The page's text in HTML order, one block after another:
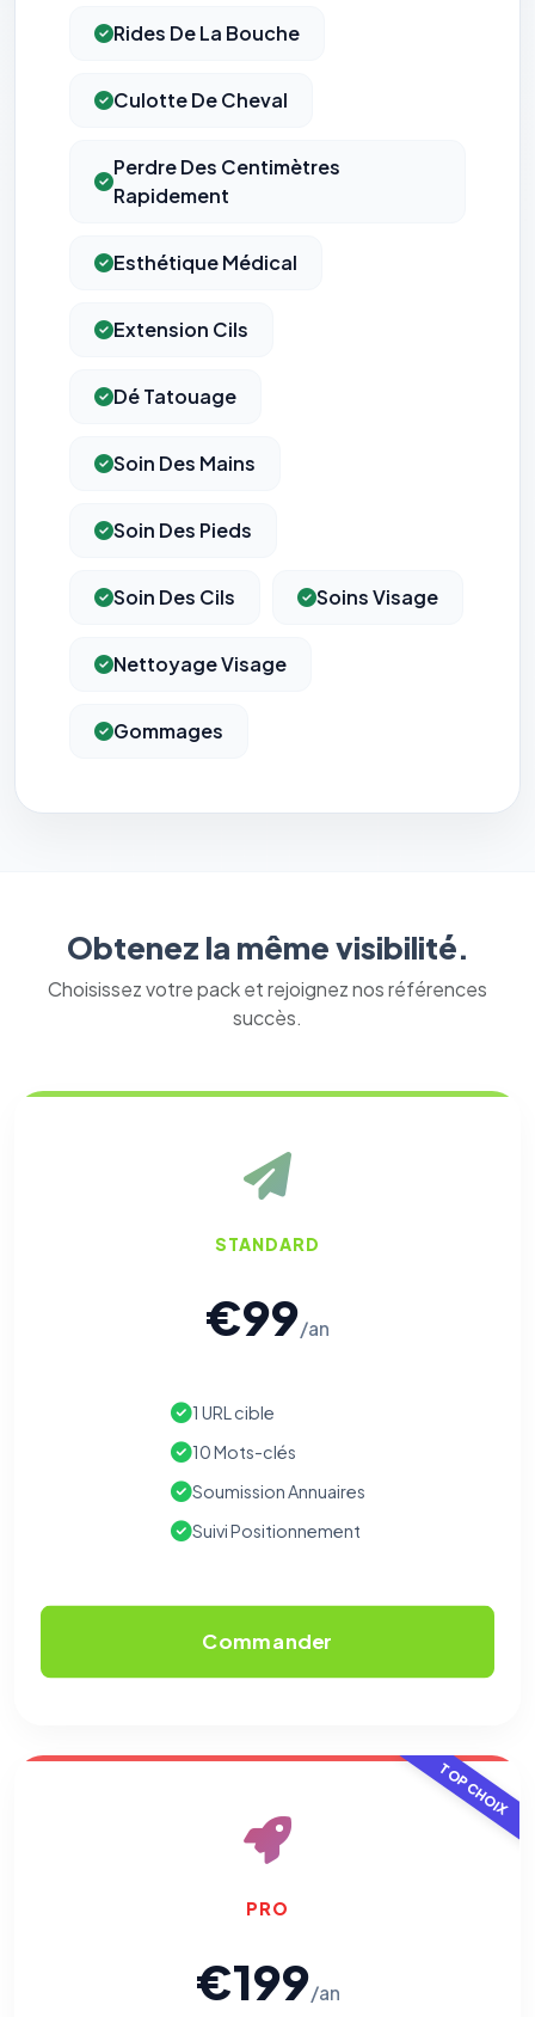
Rides De La Bouche
Culotte De Cheval
Perdre Des Centimètres
Rapidement
Esthétique Médical
Extension Cils
Dé Tatouage
Soin Des Mains
Soin Des Pieds
Soin Des Cils Soins Visage
Nettoyage Visage
Gommages
Obtenez la même visibilité.
Choisissez votre pack et rejoignez nos références
succès.
STANDARD
€99/an
1 URL cible
10 Mots-clés
Soumission Annuaires
Suivi Positionnement
Commander
TOP CHOIX
PRO
€199/an
mémorisation de vos choix de consentement. Ils ne
peuvent pas être désactivés.
Nous aident à comprendre comment vous utilisez le site
Permettent d'afficher des publicités pertinentes et de
Les e-mails peuvent contenir un pixel d'ouverture et des liens
bandeau cookies(cadre distinct du site web). Pour vous y
opposer : utilisez le
lien dédié en pied de chaque courriel
confidentialité(section Traceurs dans les Courriels).